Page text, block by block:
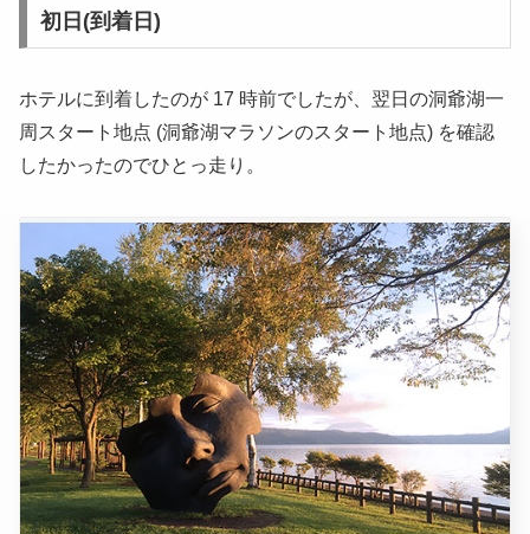
初日(到着日)
ホテルに到着したのが 17 時前でしたが、翌日の洞爺湖一
周スタート地点 (洞爺湖マラソンのスタート地点) を確認
したかったのでひとっ走り。